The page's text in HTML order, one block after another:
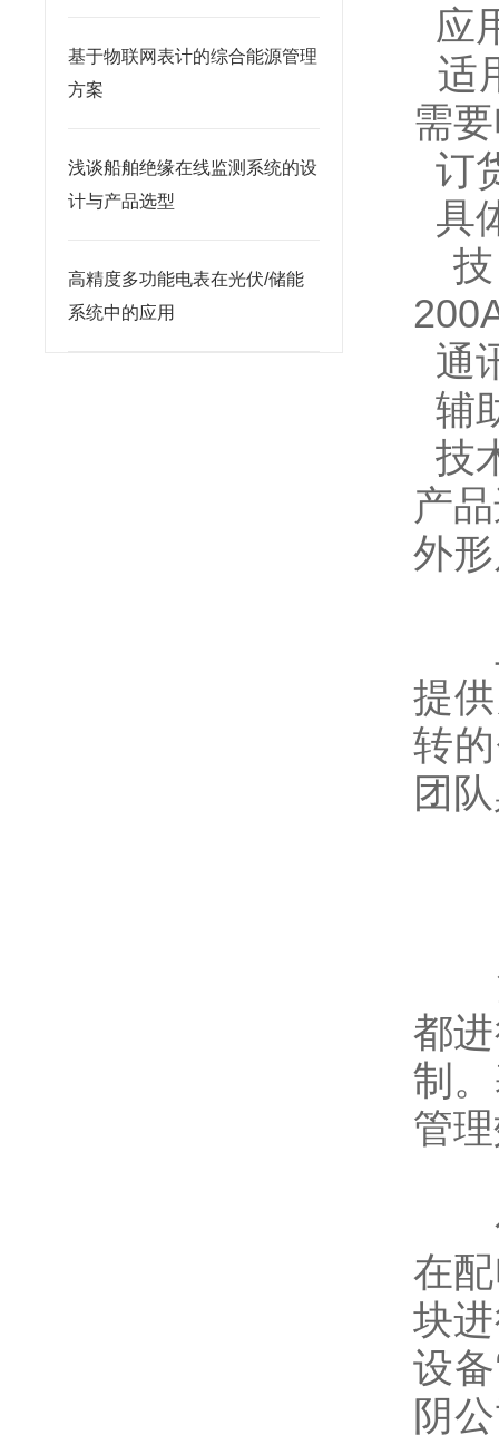
应
适
需
订
具
技
通
辅
技
产
外
提
转
团
江
都
制
管
公
在
块
设
阴
基于物联网表计的综合能源管理
方案
浅谈船舶绝缘在线监测系统的设
计与产品选型
高精度多功能电表在光伏/储能
系统中的应用